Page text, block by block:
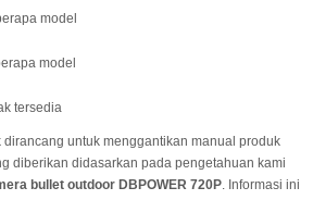
model
model
tersedia
dirancang untuk menggantikan manual produk
diberikan didasarkan pada pengetahuan kami
bullet outdoor DBPOWER 720P. Informasi ini